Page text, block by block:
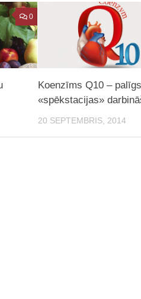
0
Koenzīms Q10 –
«spēkstacijas»
20 SEPTEMBRIS, 2014